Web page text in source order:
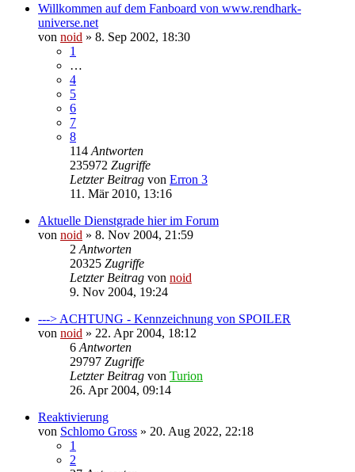
Willkommen auf dem Fanboard von www.rendhark-
universe.net
von noid » 8. Sep 2002, 18:30
1
…
4
5
6
7
8
114 Antworten
235972 Zugriffe
Letzter Beitrag von Erron 3
11. Mär 2010, 13:16
Aktuelle Dienstgrade hier im Forum
von noid » 8. Nov 2004, 21:59
2 Antworten
20325 Zugriffe
Letzter Beitrag von noid
9. Nov 2004, 19:24
---> ACHTUNG - Kennzeichnung von SPOILER
von noid » 22. Apr 2004, 18:12
6 Antworten
29797 Zugriffe
Letzter Beitrag von Turion
26. Apr 2004, 09:14
Reaktivierung
von Schlomo Gross » 20. Aug 2022, 22:18
1
2